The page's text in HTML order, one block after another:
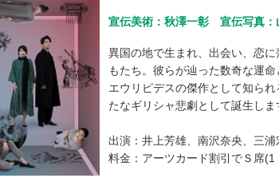
宣伝美術：秋澤一彰 宣伝写真：
異国の地で生まれ、出会い、恋
もたち。彼らが辿った数奇な運命
エウリピデスの傑作として知ら
たなギリシャ悲劇として誕生しま
出演：井上芳雄、南沢奈央、三
料金：アーツカード割引でＳ席